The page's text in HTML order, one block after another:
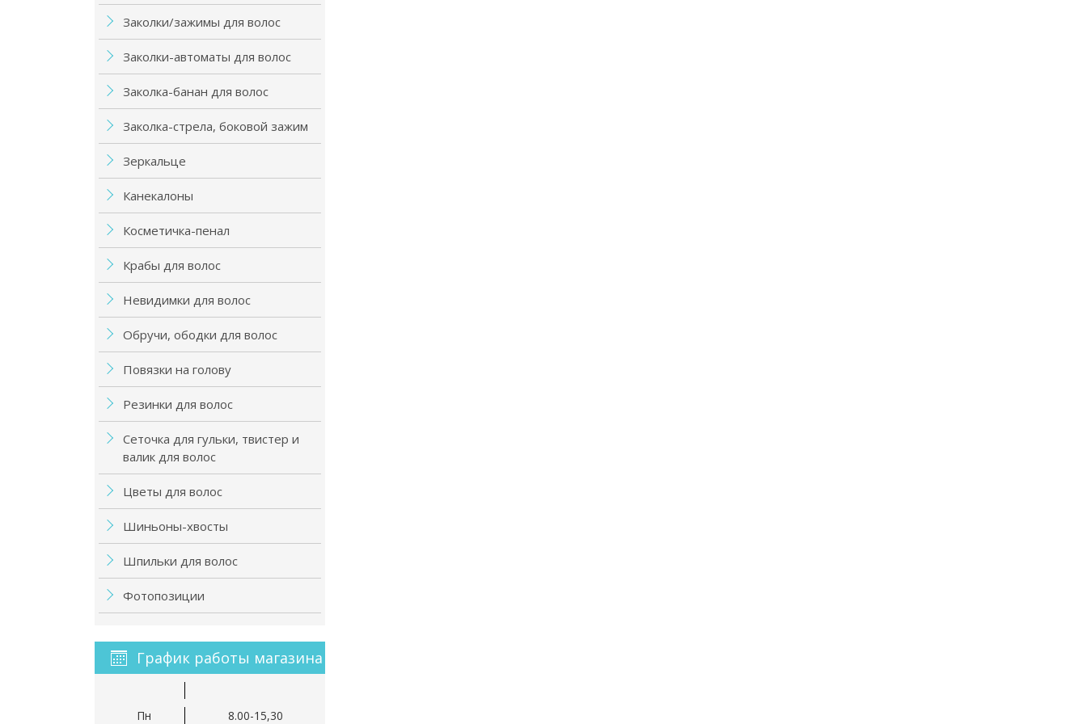
Заколки/зажимы для волос
Заколки-автоматы для волос
Заколка-банан для волос
Заколка-стрела, боковой зажим
Зеркальце
Канекалоны
Косметичка-пенал
Крабы для волос
Невидимки для волос
Обручи, ободки для волос
Повязки на голову
Резинки для волос
Сеточка для гульки, твистер и
валик для волос
Цветы для волос
Шиньоны-хвосты
Шпильки для волос
Фотопозиции
График работы магазина
Пн 8.00-15,30